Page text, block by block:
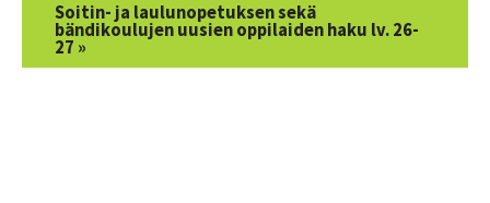
Soitin- ja laulunopetuksen sekä
bändikoulujen uusien oppilaiden haku lv. 26-
27 »